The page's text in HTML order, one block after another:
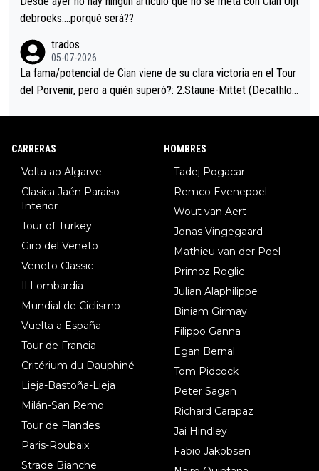
debroeks….porqué será??
trados
05-07-2026
La fama/potencial de Cian viene de su clara victoria en el Tour
del Porvenir, pero a quién superó?: 2.Staune-Mittet (Decathlon,
CARRERAS
Volta ao Algarve
Clasica Jaén Paraiso
Interior
Tour of Turkey
Giro del Veneto
Veneto Classic
Il Lombardia
Mundial de Ciclismo
Vuelta a España
Tour de Francia
Critérium du Dauphiné
Lieja-Bastoña-Lieja
Milán-San Remo
Tour de Flandes
Paris-Roubaix
Strade Bianche
HOMBRES
Tadej Pogacar
Remco Evenepoel
Wout van Aert
Jonas Vingegaard
Mathieu van der Poel
Primoz Roglic
Julian Alaphilippe
Biniam Girmay
Filippo Ganna
Egan Bernal
Tom Pidcock
Peter Sagan
Richard Carapaz
Jai Hindley
Fabio Jakobsen